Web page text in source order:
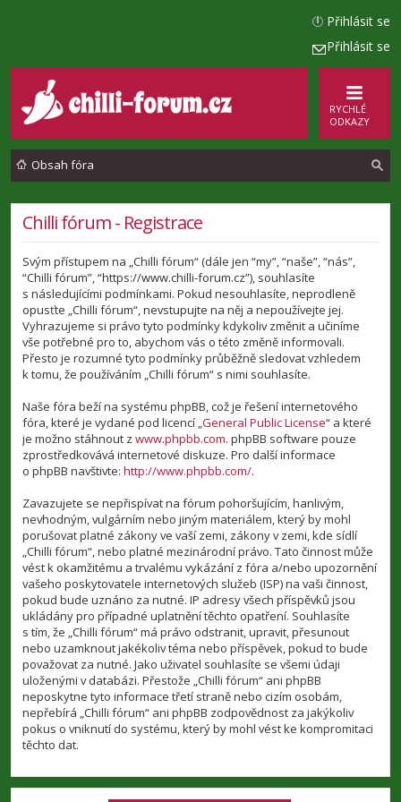
Přihlásit se
Přihlásit se
RYCHLÉ
ODKAZY
Obsah fóra
Chilli fórum - Registrace
Svým přístupem na „Chilli fórum“ (dále jen “my”, “naše”, “nás”,
“Chilli fórum”, “https://www.chilli-forum.cz”), souhlasíte
s následujícími podmínkami. Pokud nesouhlasíte, neprodleně
opusťte „Chilli fórum“, nevstupujte na něj a nepoužívejte jej.
Vyhrazujeme si právo tyto podmínky kdykoliv změnit a učiníme
vše potřebné pro to, abychom vás o této změně informovali.
Přesto je rozumné tyto podmínky průběžně sledovat vzhledem
k tomu, že používáním „Chilli fórum“ s nimi souhlasíte.
Naše fóra beží na systému phpBB, což je řešení internetového
fóra, které je vydané pod licencí „General Public License“ a které
je možno stáhnout z www.phpbb.com. phpBB software pouze
zprostředkovává internetové diskuze. Pro další informace
o phpBB navštivte: http://www.phpbb.com/.
Zavazujete se nepřispívat na fórum pohoršujícím, hanlivým,
nevhodným, vulgárním nebo jiným materiálem, který by mohl
porušovat platné zákony ve vaší zemi, zákony v zemi, kde sídlí
„Chilli fórum“, nebo platné mezinárodní právo. Tato činnost může
vést k okamžitému a trvalému vykázání z fóra a/nebo upozornění
vašeho poskytovatele internetových služeb (ISP) na vaši činnost,
pokud bude uznáno za nutné. IP adresy všech příspěvků jsou
ukládány pro případné uplatnění těchto opatření. Souhlasíte
s tím, že „Chilli fórum“ má právo odstranit, upravit, přesunout
nebo uzamknout jakékoliv téma nebo příspěvek, pokud to bude
považovat za nutné. Jako uživatel souhlasíte se všemi údaji
uloženými v databázi. Přestože „Chilli fórum“ ani phpBB
neposkytne tyto informace třetí straně nebo cizím osobám,
nepřebírá „Chilli fórum“ ani phpBB zodpovědnost za jakýkoliv
pokus o vniknutí do systému, který by mohl vést ke kompromitaci
těchto dat.